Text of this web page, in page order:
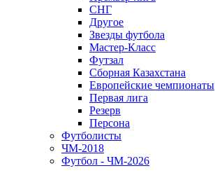
СНГ
Другое
Звезды футбола
Мастер-Класс
Футзал
Сборная Казахстана
Европейские чемпионаты
Первая лига
Резерв
Персона
Футболисты
ЧМ-2018
Футбол - ЧМ-2026